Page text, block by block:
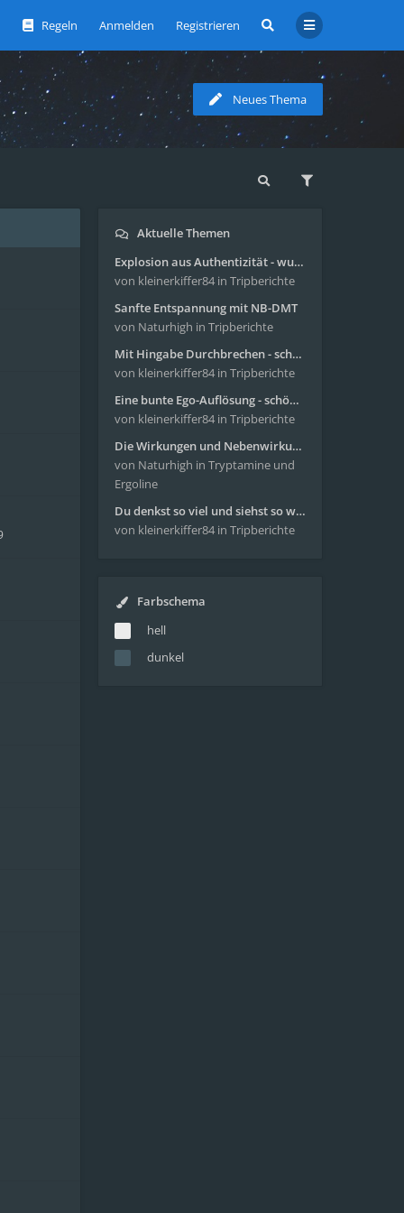
Regeln Anmelden Registrieren
Neues Thema
Aktuelle Themen
Explosion aus Authentizität - wunderbare Reise mit 4g Pilze
von kleinerkiffer84 in Tripberichte
Sanfte Entspannung mit NB-DMT
von Naturhigh in Tripberichte
Mit Hingabe Durchbrechen - schöne Reise mit 4g Pilze
von kleinerkiffer84 in Tripberichte
Eine bunte Ego-Auflösung - schöne Reise mit 4-AcO-DMT
von kleinerkiffer84 in Tripberichte
Die Wirkungen und Nebenwirkungen von LSD
von Naturhigh in Tryptamine und
Ergoline
Du denkst so viel und siehst so wenig - wunderbare Reise mit 4g Pilze
von kleinerkiffer84 in Tripberichte
Farbschema
hell
dunkel